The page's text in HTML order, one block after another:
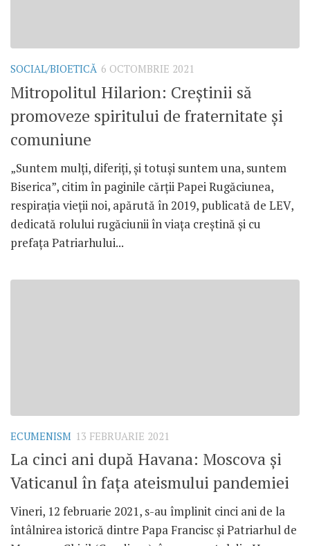
SOCIAL/BIOETICĂ 6 OCTOMBRIE 2021
Mitropolitul Hilarion: Creștinii să
promoveze spiritului de fraternitate și
comuniune
„Suntem mulți, diferiți, și totuși suntem una, suntem
Biserica”, citim în paginile cărții Papei Rugăciunea,
respirația vieții noi, apărută în 2019, publicată de LEV,
dedicată rolului rugăciunii în viața creștină și cu
prefața Patriarhului...
ECUMENISM 13 FEBRUARIE 2021
La cinci ani după Havana: Moscova și
Vaticanul în fața ateismului pandemiei
Vineri, 12 februarie 2021, s-au împlinit cinci ani de la
întâlnirea istorică dintre Papa Francisc și Patriarhul de